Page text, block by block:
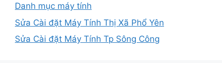
Danh mục máy tính
Sửa Cài đặt Máy Tính Thị Xã Phổ Yên
Sửa Cài đặt Máy Tính Tp Sông Công